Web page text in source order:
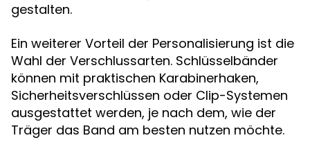
gestalten.
Ein weiterer Vorteil der Personalisierung ist die
Wahl der Verschlussarten. Schlüsselbänder
können mit praktischen Karabinerhaken,
Sicherheitsverschlüssen oder Clip-Systemen
ausgestattet werden, je nach dem, wie der
Träger das Band am besten nutzen möchte.